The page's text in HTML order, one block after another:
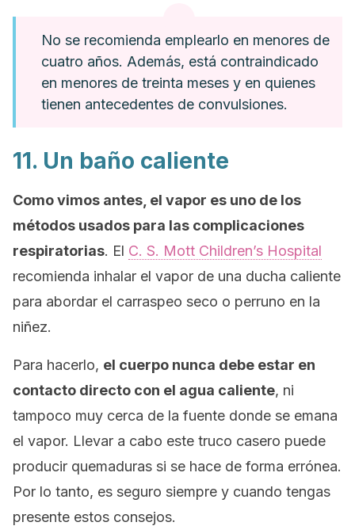
No se recomienda emplearlo en menores de
cuatro años. Además, está contraindicado
en menores de treinta meses y en quienes
tienen antecedentes de convulsiones.
11. Un baño caliente
Como vimos antes, el vapor es uno de los
métodos usados para las complicaciones
respiratorias. El C. S. Mott Children’s Hospital
recomienda inhalar el vapor de una ducha caliente
para abordar el carraspeo seco o perruno en la
niñez.
Para hacerlo, el cuerpo nunca debe estar en
contacto directo con el agua caliente, ni
tampoco muy cerca de la fuente donde se emana
el vapor. Llevar a cabo este truco casero puede
producir quemaduras si se hace de forma errónea.
Por lo tanto, es seguro siempre y cuando tengas
presente estos consejos.